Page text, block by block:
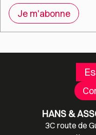
HANS &
3C route de